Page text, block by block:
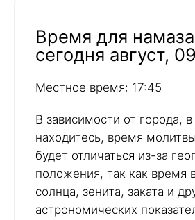
Время для
сегодня август,
Местное время: 17:45
В зависимости от города,
находитесь, время
будет отличаться из-за
положения, так как время
солнца, зенита, заката и
астрономических